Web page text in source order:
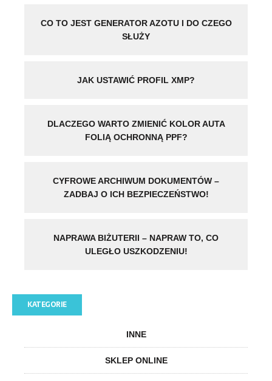
CO TO JEST GENERATOR AZOTU I DO CZEGO
SŁUŻY
JAK USTAWIĆ PROFIL XMP?
DLACZEGO WARTO ZMIENIĆ KOLOR AUTA
FOLIĄ OCHRONNĄ PPF?
CYFROWE ARCHIWUM DOKUMENTÓW –
ZADBAJ O ICH BEZPIECZEŃSTWO!
NAPRAWA BIŻUTERII – NAPRAW TO, CO
ULEGŁO USZKODZENIU!
KATEGORIE
INNE
SKLEP ONLINE